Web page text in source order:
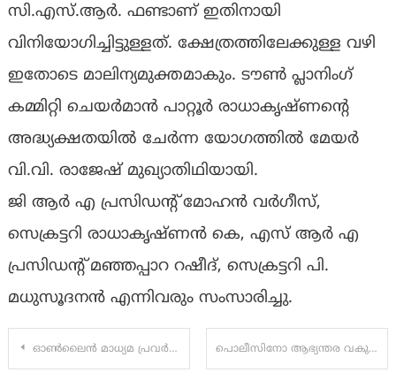
സി.എസ്.ആര്‍. ഫണ്ടാണ് ഇതിനായി
വിനിയോഗിച്ചിട്ടുള്ളത്. ക്ഷേത്രത്തിലേക്കുള്ള വഴി
ഇതോടെ മാലിന്യമുക്തമാകും. ടൗണ്‍ പ്ലാനിംഗ്
കമ്മിറ്റി ചെയര്‍മാന്‍ പാറ്റൂര്‍ രാധാകൃഷ്ണന്റെ
അദ്ധ്യക്ഷതയില്‍ ചേർന്ന യോഗത്തില്‍ മേയര്‍
വി.വി. രാജേഷ് മുഖ്യാതിഥിയായി.
ജി ആർ എ പ്രസിഡൻ്റ് മോഹൻ വർഗീസ്,
സെക്രട്ടറി രാധാകൃഷ്ണൻ കെ, എസ് ആർ എ
പ്രസിഡൻ്റ് മഞ്ഞപ്പാറ റഷീദ്, സെക്രട്ടറി പി.
മധുസൂദനൻ എന്നിവരും സംസാരിച്ചു.
Post
ഓൺലൈൻ മാധ്യമ പ്രവർത്തകരെ ക്ഷേമപദ്ധതികളിൽ ഉൾപ്പെടുത്തണം.; ജെ.എം.എ (JMA) മുഖ്യമന്ത്രിക്ക് നിവേദനം നൽകി പൊലീസിനോ ആഭ്യന്തര വകുപ്പിനോ ഇഡി റെയ്ഡ് സംബന്ധിച്ച് ഒരു വിവരവും ഉണ്ടായിരുന്നില്ല’; രമേശ് ചെന്നിത്തല